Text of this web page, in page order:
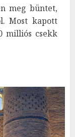
meg büntet,
Most kapott
milliós csekk